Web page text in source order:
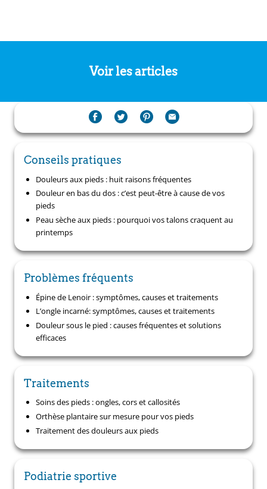
Voir les articles
Conseils pratiques
Douleurs aux pieds : huit raisons fréquentes
Douleur en bas du dos : c’est peut-être à cause de vos
pieds
Peau sèche aux pieds : pourquoi vos talons craquent au
printemps
Problèmes fréquents
Épine de Lenoir : symptômes, causes et traitements
L’ongle incarné: symptômes, causes et traitements
Douleur sous le pied : causes fréquentes et solutions
efficaces
Traitements
Soins des pieds : ongles, cors et callosités
Orthèse plantaire sur mesure pour vos pieds
Traitement des douleurs aux pieds
Podiatrie sportive